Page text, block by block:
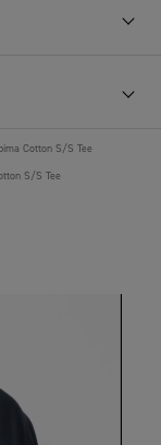
Cotton S/S Tee
S/S Tee